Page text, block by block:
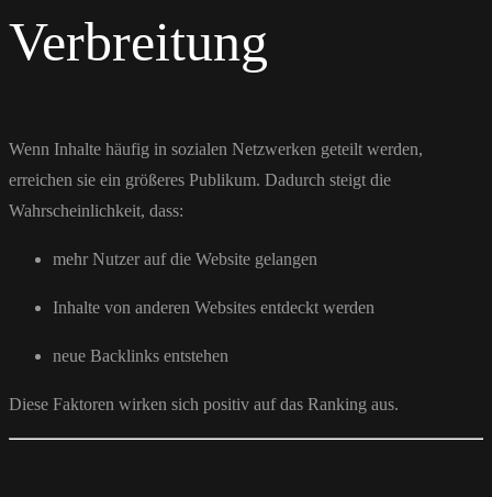
Verbreitung
Wenn Inhalte häufig in sozialen Netzwerken geteilt werden,
erreichen sie ein größeres Publikum. Dadurch steigt die
Wahrscheinlichkeit, dass:
mehr Nutzer auf die Website gelangen
Inhalte von anderen Websites entdeckt werden
neue Backlinks entstehen
Diese Faktoren wirken sich positiv auf das Ranking aus.